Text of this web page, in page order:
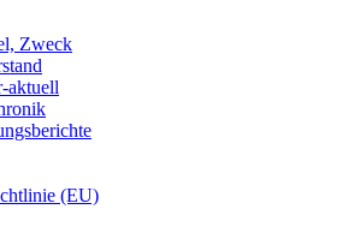
Zweck
aktuell
(EU)